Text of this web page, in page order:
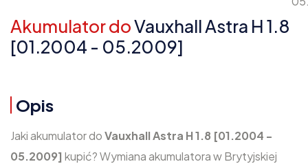
Akumulator doVauxhall Astra H 1.8
[01.2004 - 05.2009]
Opis
Jaki akumulator doVauxhall Astra H 1.8 [01.2004 -
05.2009] kupić? Wymiana akumulatora w Brytyjskiej